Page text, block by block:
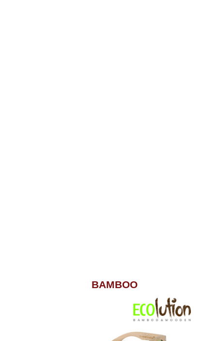
BAMBOO